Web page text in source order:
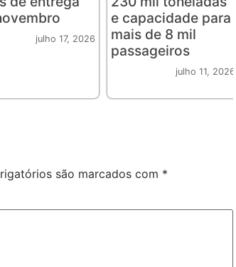
julho 17, 2026
e capacidade para
mais de 8 mil
passageiros
julho 11, 2026
são marcados com *